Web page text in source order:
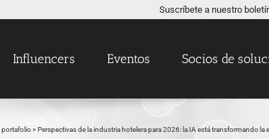
Suscríbete a nuestro
Influencers Eventos Socios de
portafolio» Perspectivas de la industria hotelera para 2026: la IA está transformando la